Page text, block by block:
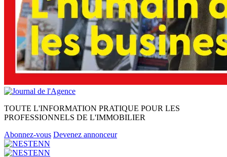
TOUTE L'INFORMATION PRATIQUE POUR LES
PROFESSIONNELS DE L'IMMOBILIER
Abonnez-vous Devenez annonceur